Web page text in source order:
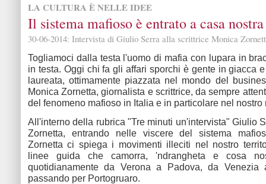
LA CULTURA È NELLE IDEE
Il sistema mafioso è entrato a casa nostra
30-06-2014: Intervista di Giulio Serra alla scrittrice Monica
Togliamoci dalla testa l'uomo di mafia con lupara in
in testa. Oggi chi fa gli affari sporchi è gente in giacca
laureata, ottimamente piazzata nel mondo del
Monica Zornetta, giornalista e scrittrice, da sempre
del fenomeno mafioso in Italia e in particolare nel nostro
All'interno della rubrica "Tre minuti un'intervista" Giulio
Zornetta, entrando nelle viscere del sistema
Zornetta ci spiega i movimenti illeciti nel nostro
linee guida che camorra, 'ndrangheta e cosa
quotidianamente da Verona a Padova, da Venezia
passando per Portogruaro.